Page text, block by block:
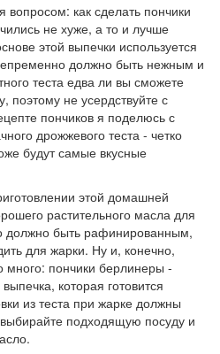
как сделать пончики
не хуже, а то и лучше
этой выпечки используется
должно быть нежным и
теста едва ли вы сможете
поэтому не усердствуйте с
пончиков я поделюсь с
дрожжевого теста - четко
будут самые вкусные
этой домашней
растительного масла для
должно быть рафинированным,
для жарки. Ну и, конечно,
пончики берлинеры -
которая готовится
из теста при жарке должны
подходящую посуду и